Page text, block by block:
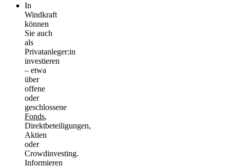
In
Windkraft
können
Sie auch
als
Privatanleger:in
investieren
– etwa
über
offene
oder
geschlossene
Fonds,
Direktbeteiligungen,
Aktien
oder
Crowdinvesting.
Informieren